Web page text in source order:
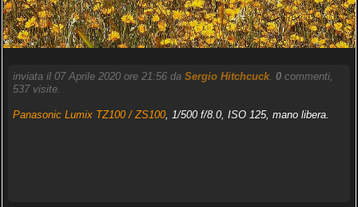
inviata il 07 Aprile 2020 ore 21:56 da Sergio Hitchcuck. 0commenti,
537 visite.
Panasonic Lumix TZ100 / ZS100, 1/500 f/8.0, ISO 125, mano libera.